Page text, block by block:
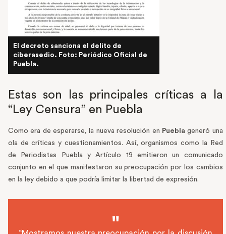
El decreto sanciona el delito de
ciberasedio. Foto: Periódico Oficial de
Puebla.
Estas son las principales críticas a la
“Ley Censura” en Puebla
Como era de esperarse, la nueva resolución en Puebla generó una
ola de críticas y cuestionamientos. Así, organismos como la Red
de Periodistas Puebla y Artículo 19 emitieron un comunicado
conjunto en el que manifestaron su preocupación por los cambios
en la ley debido a que podría limitar la libertad de expresión.